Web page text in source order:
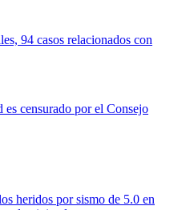
94 casos relacionados con
censurado por el Consejo